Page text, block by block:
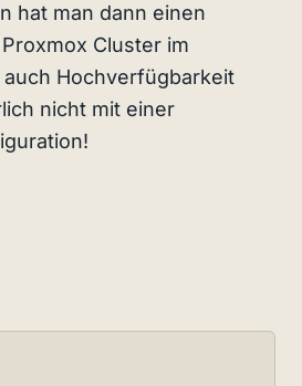
hat man dann einen
Cluster im
Hochverfügbarkeit
nicht mit einer